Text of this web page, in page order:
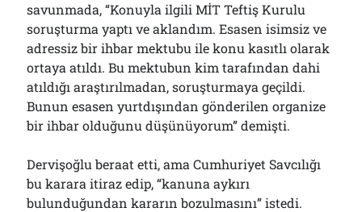
savunmada, “Konuyla ilgili MİT Teftiş Kurulu
soruşturma yaptı ve aklandım. Esasen isimsiz ve
adressiz bir ihbar mektubu ile konu kasıtlı olarak
ortaya atıldı. Bu mektubun kim tarafından dahi
atıldığı araştırılmadan, soruşturmaya geçildi.
Bunun esasen yurtdışından gönderilen organize
bir ihbar olduğunu düşünüyorum” demişti.
Dervişoğlu beraat etti, ama Cumhuriyet Savcılığı
bu karara itiraz edip, “kanuna aykırı
bulunduğundan kararın bozulmasını” istedi.